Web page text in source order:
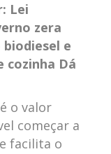
Lei
zera
e
cozinha Dá
o valor
começar a
facilita o